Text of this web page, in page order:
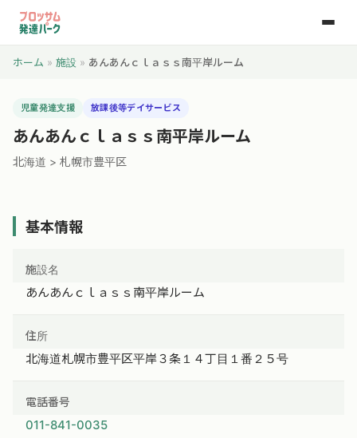
ホーム » 施設 » あんあんｃｌａｓｓ南平岸ルーム
児童発達支援 放課後等デイサービス
あんあんｃｌａｓｓ南平岸ルーム
北海道 > 札幌市豊平区
基本情報
施設名
あんあんｃｌａｓｓ南平岸ルーム
住所
北海道札幌市豊平区平岸３条１４丁目１番２５号
電話番号
011-841-0035